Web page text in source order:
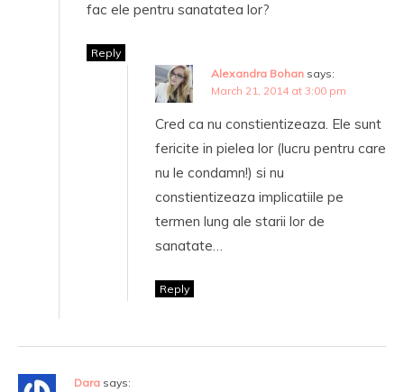
fac ele pentru sanatatea lor?
Reply
Alexandra Bohan says:
March 21, 2014 at 3:00 pm
Cred ca nu constientizeaza. Ele sunt
fericite in pielea lor (lucru pentru care
nu le condamn!) si nu
constientizeaza implicatiile pe
termen lung ale starii lor de
sanatate…
Reply
Dara says: